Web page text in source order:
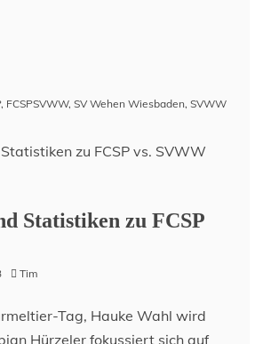
, FCSPSVWW, SV Wehen Wiesbaden, SVWW
Statistiken zu FCSP
Tim
Tag, Hauke Wahl wird
Hürzeler fokussiert sich auf